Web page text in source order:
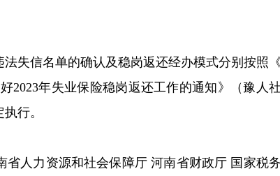
失信名单的确认及稳岗返还经办模式分别按照
2023年失业保险稳岗返还工作的通知》（豫人
行。
省人力资源和社会保障厅 河南省财政厅 国家税